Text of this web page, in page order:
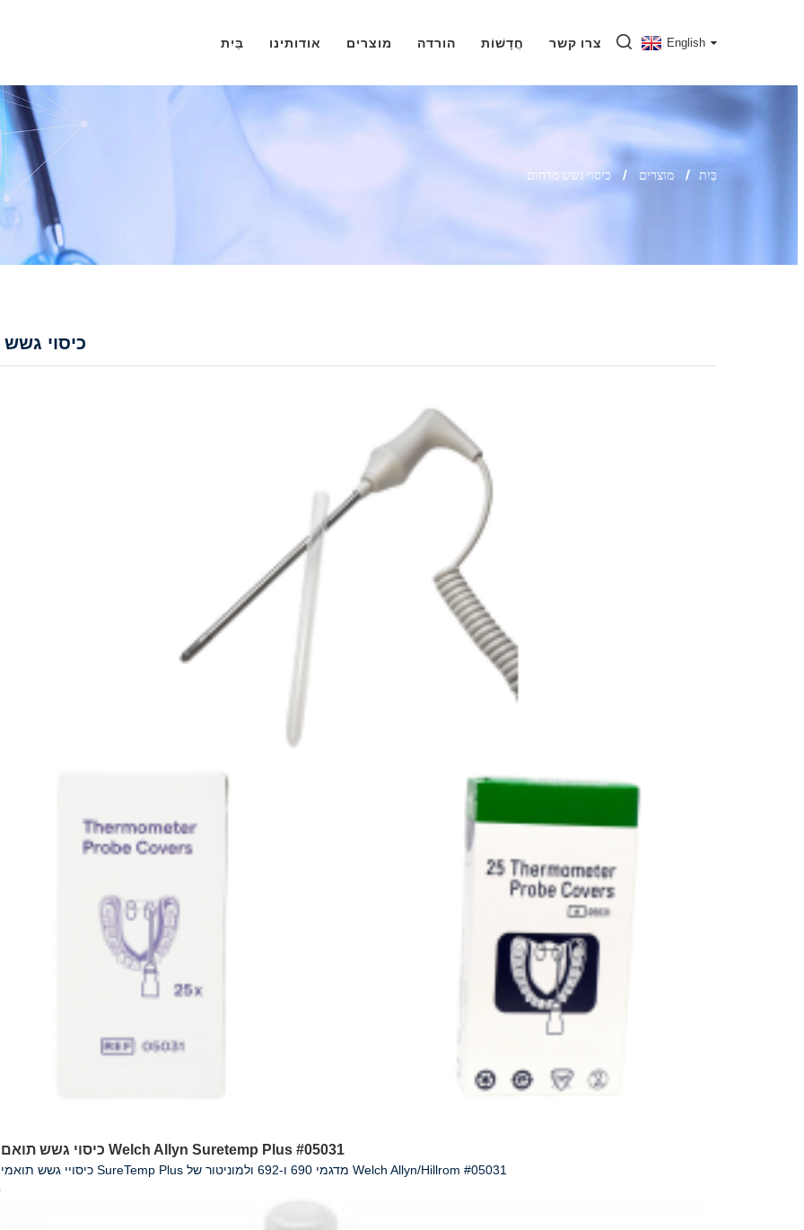
בַּיִת אודותינו מוצרים הורדה חֲדָשׁוֹת צרו קשר English
בַּיִת מוצרים כיסוי גשש מדחום
כיסוי
כיסוי גשש תואם למדחום Welch Allyn Suretemp Plus #05031
כיסויי גשש תואמים למדחום SureTemp Plus מדגמי 690 ו-692 ולמוניטור של Welch Allyn/Hillrom #05031